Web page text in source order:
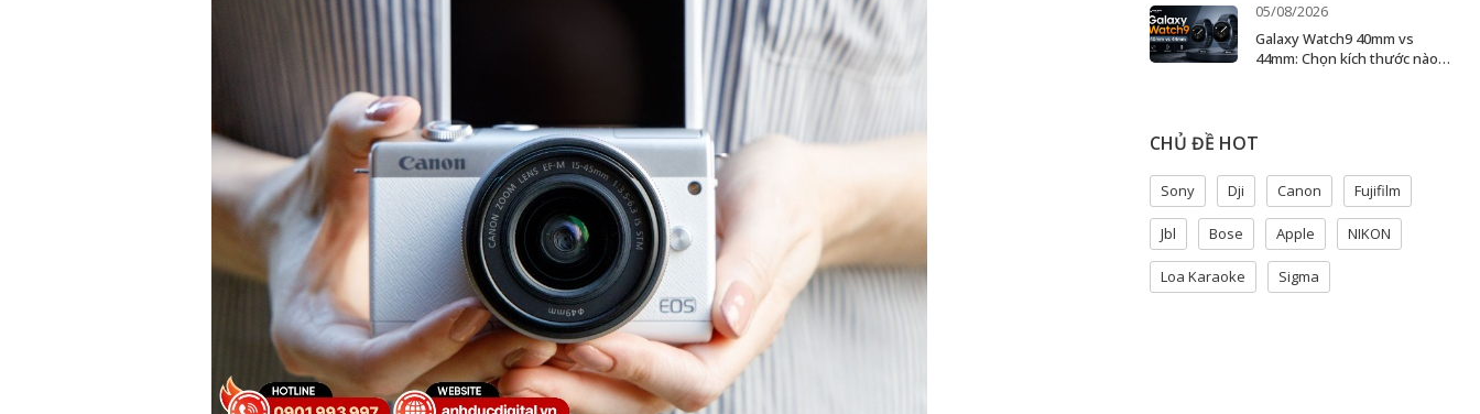
05/08/2026
Galaxy Watch9 40mm vs
44mm: Chọn kích thước nào
CHỦ ĐỀ HOT
Sony Dji Canon Fujifilm
Jbl Bose Apple NIKON
Loa Karaoke Sigma